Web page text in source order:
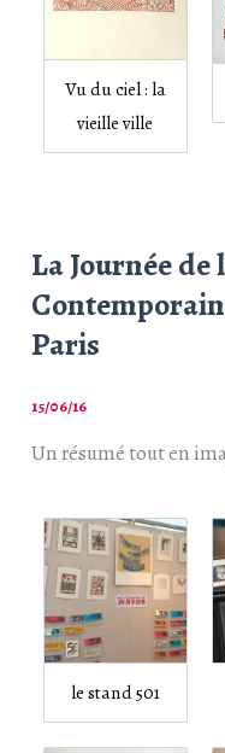
Vu du ciel : la
vieille ville
La Journée de
Paris
15/06/16
Un résumé tout en
le stand 501